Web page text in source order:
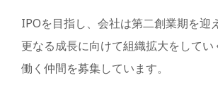
IPOを目指し、会社は第二創業期を迎
更なる成長に向けて組織拡大をしてい
働く仲間を募集しています。